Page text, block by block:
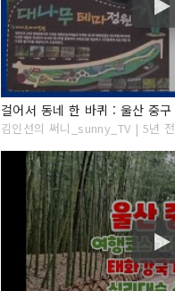
김인선의 써니_sunny_TV | 5년 전